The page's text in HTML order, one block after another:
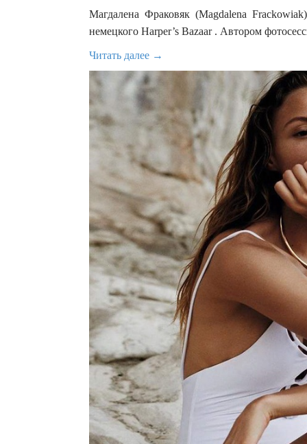
Магдалена Фраковяк (Magdalena
немецкого Harper’s Bazaar . Автором
Читать далее →